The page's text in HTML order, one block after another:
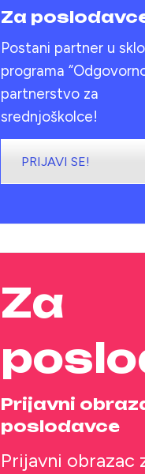
Za
Postani partner u
programa
partnerstvo za
srednjoškolce!
PRIJAVI SE!
Za
Prijavni
poslodavce
Prijavni obrazac